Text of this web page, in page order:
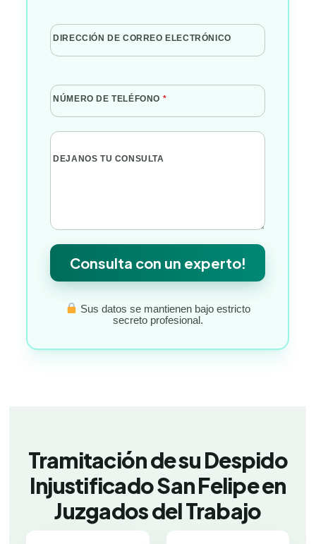
DIRECCIÓN DE CORREO ELECTRÓNICO
NÚMERO DE TELÉFONO *
DEJANOS TU CONSULTA
Consulta con un experto!
Sus datos se mantienen bajo estricto
secreto profesional.
Tramitación de su Despido
Injustificado San Felipe en
Juzgados del Trabajo